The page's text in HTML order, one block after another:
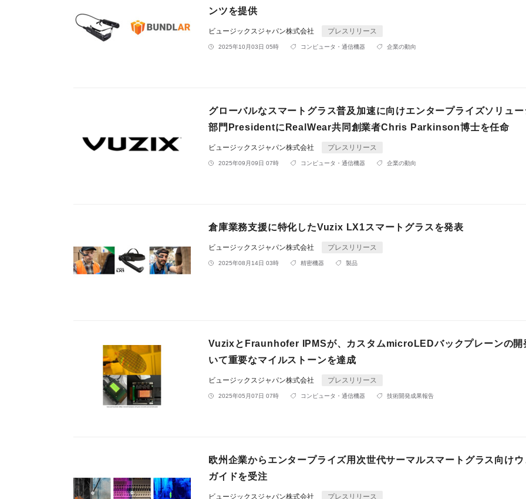
ンツを提供
ビュージックスジャパン株式会社 プレスリリース
2025年10月03日 05時 コンピュータ・通信機器 企業の動向
グローバルなスマートグラス普及加速に向けエンタープライズソリュ
部門PresidentにRealWear共同創業者Chris Parkinson博士を任命
ビュージックスジャパン株式会社 プレスリリース
2025年09月09日 07時 コンピュータ・通信機器 企業の動向
倉庫業務支援に特化したVuzix LX1スマートグラスを発表
ビュージックスジャパン株式会社 プレスリリース
2025年08月14日 03時 精密機器 製品
VuzixとFraunhofer IPMSが、カスタムmicroLEDバックプレーンの開
いて重要なマイルストーンを達成
ビュージックスジャパン株式会社 プレスリリース
2025年05月07日 07時 コンピュータ・通信機器 技術開発成果報告
欧州企業からエンタープライズ用次世代サーマルスマートグラス向け
ガイドを受注
ビュージックスジャパン株式会社 プレスリリース